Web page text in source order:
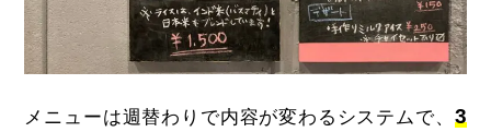
メニューは週替わりで内容が変わるシステムで、 3